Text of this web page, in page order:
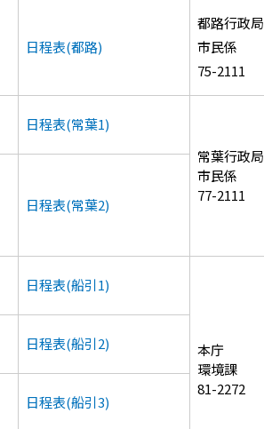
日程表(都路)
都路行政局
市民係
75-2111
日程表(常葉1)
常葉行政局
市民係
77-2111
日程表(常葉2)
日程表(船引1)
本庁
環境課
81-2272
日程表(船引2)
日程表(船引3)